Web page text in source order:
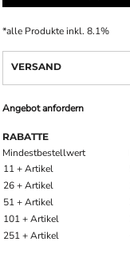
*alle Produkte inkl. 8.1%
VERSAND
Angebot anfordern
RABATTE
Mindestbestellwert
11 + Artikel
26 + Artikel
51 + Artikel
101 + Artikel
251 + Artikel